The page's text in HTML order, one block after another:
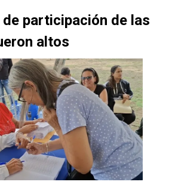
participación de las
altos